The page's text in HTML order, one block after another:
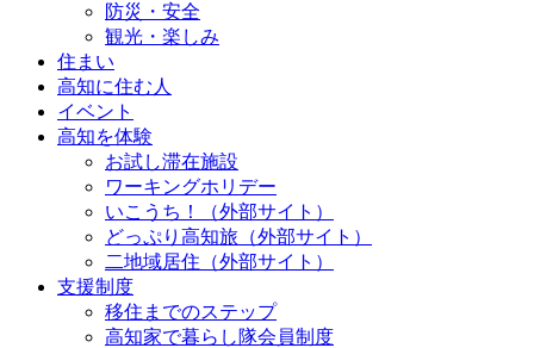
防災・安全
観光・楽しみ
住まい
高知に住む人
イベント
高知を体験
お試し滞在施設
ワーキングホリデー
いこうち！（外部サイト）
どっぷり高知旅（外部サイト）
二地域居住（外部サイト）
支援制度
移住までのステップ
高知家で暮らし隊会員制度